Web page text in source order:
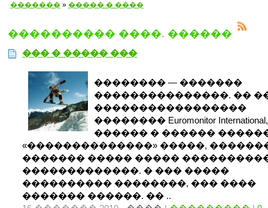
������� » ����� � ����
���������� ����. ������
��� � ����� ���
�������� — �������
���������������. ��
�����������������
�������� Euromonitor
������ � ������
«��������������» �����,
������� ����� �����
�������������. � ��� �����
���������� ��������, ��� ����
������� ������. �� ..